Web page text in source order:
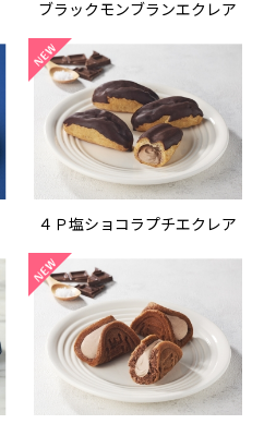
ブラックモンブランエクレア
４Ｐ塩ショコラプチエクレア